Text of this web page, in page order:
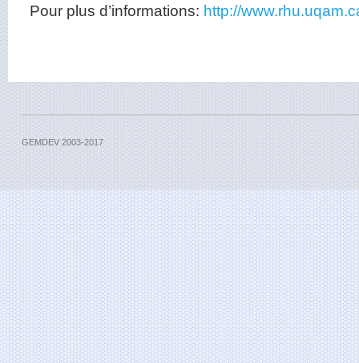
Pour plus d’informations: http://
GEMDEV 2003-2017